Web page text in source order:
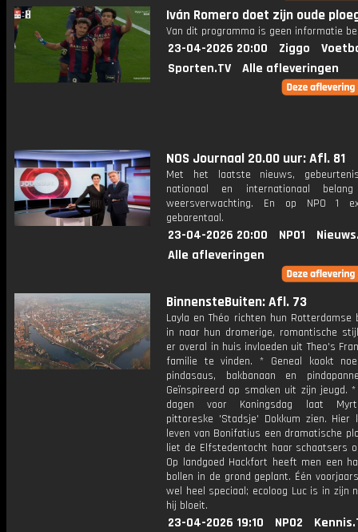
Iván Romero doet zijn oude
Van dit programma is geen informatie
23-04-2026 20:00 Ziggo
Sporten.TV
Alle afleveringen
NOS Journaal 20.00 uur: Afl. 81
Met het laatste nieuws,
nationaal en internationaal
weersverwachting. En op NPO 1
gebarentaal.
23-04-2026 20:00 NPO1
Alle afleveringen
BinnensteBuiten: Afl. 73
Layla en Théo richten hun Rotterdamse
in naar hun dromerige, romantische
er overal in huis invloeden uit Theo's
familie te vinden. * Geneal kookt
pindasaus, bakbanaan en
Geïnspireerd op smaken uit zijn jeugd.
dagen voor Koningsdag laat
pittoreske 'Stadsje' Dokkum zien. Hier
leven van Bonifatius een dramatische
liet de Elfstedentocht haar schaatsers
Op landgoed Hackfort heeft men een
bollen in de grond geplant. Één
wel heel speciaal; ecoloog Luc is in zijn
hij bloeit.
23-04-2026 19:10 NPO2